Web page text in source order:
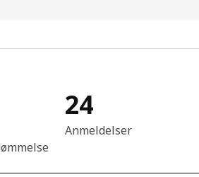
4.3 Ud af 5 Stjerner. Anmeldelser i alt: 24
24
Anmeldelser